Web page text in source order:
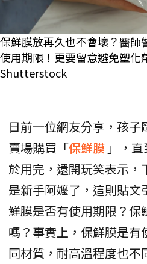
保鮮膜放再久也不會壞？醫師
使用期限！更要留意避免塑化
Shutterstock
日前一位網友分享，孩
賣場購買「保鮮膜 」，
於用完，還開玩笑表示
是新手阿嬤了，這則貼
鮮膜是否有使用期限？保
嗎？事實上，保鮮膜是有
同材質，耐高溫程度也不